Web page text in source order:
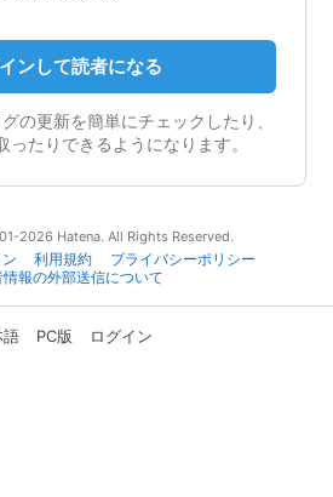
ンして読者になる
の更新を簡単にチェックしたり、
ったりできるようになります。
2026 Hatena. All Rights Reserved.
利用規約
プライバシーポリシー
情報の外部送信について
語 PC版 ログイン